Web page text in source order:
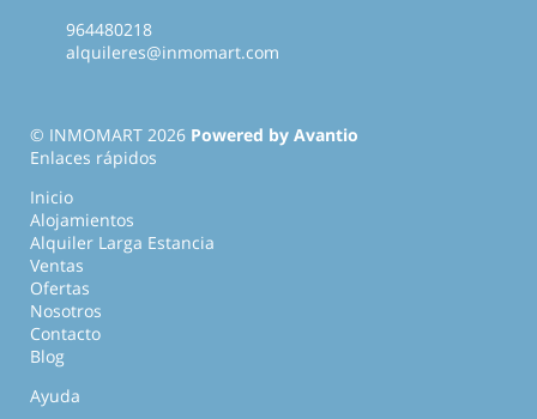
964480218
alquileres@inmomart.com
© INMOMART 2026 Powered by Avantio
Enlaces rápidos
Inicio
Alojamientos
Alquiler Larga Estancia
Ventas
Ofertas
Nosotros
Contacto
Blog
Ayuda